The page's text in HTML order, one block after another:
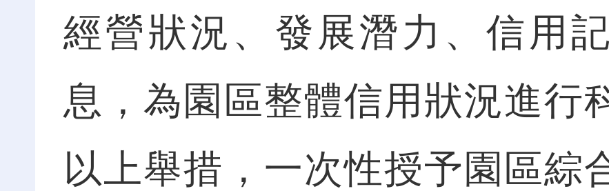
經營狀況、發展潛力、信用
息，為園區整體信用狀況進行
以上舉措，一次性授予園區綜